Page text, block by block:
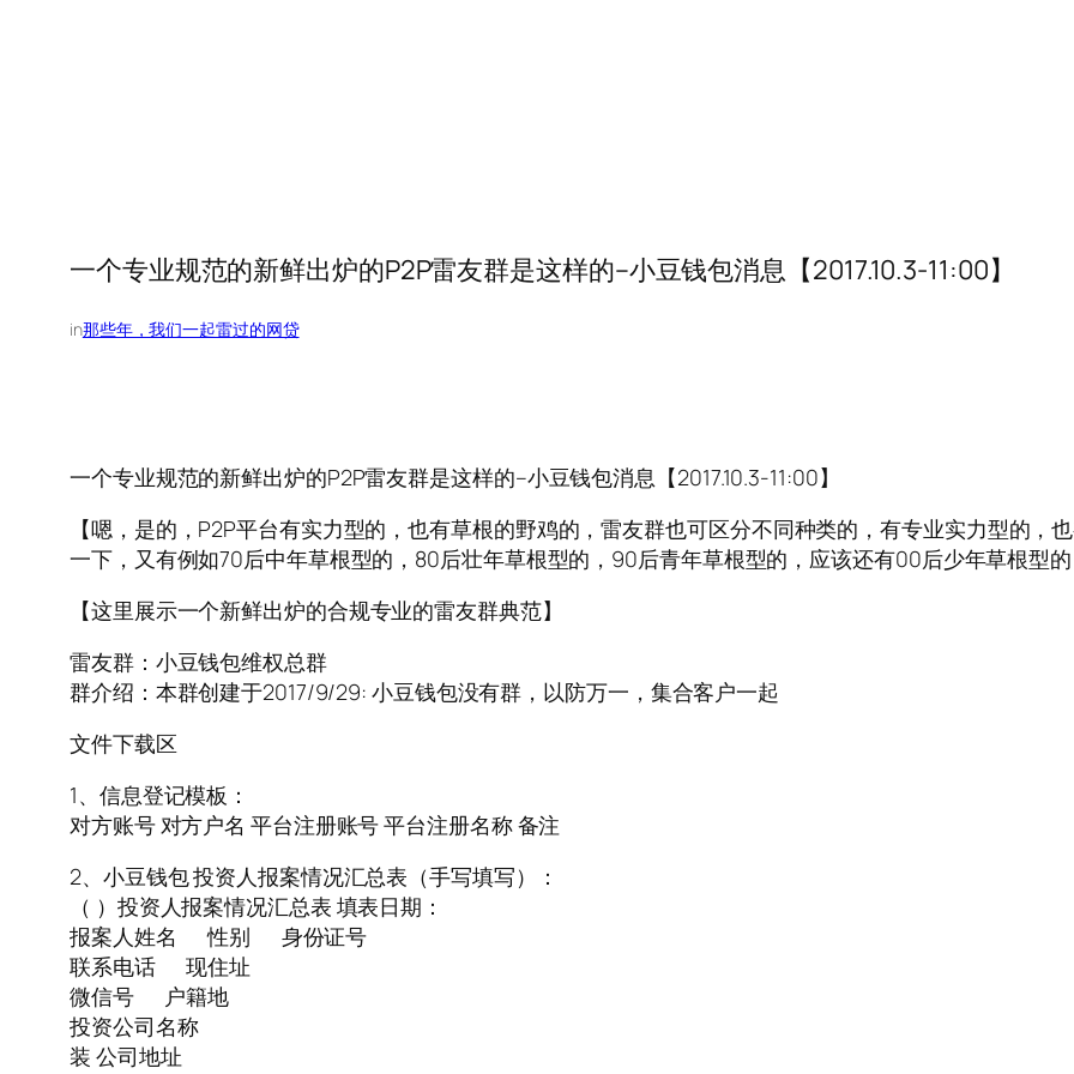
一个专业规范的新鲜出炉的P2P雷友群是这样的–小豆钱包消息【2017.10.3-11:00】
in那些年，我们一起雷过的网贷
一个专业规范的新鲜出炉的P2P雷友群是这样的–小豆钱包消息【2017.10.3-11:00】
【嗯，是的，P2P平台有实力型的，也有草根的野鸡的，雷友群也可区分不同种类的，有专业实力型的，
一下，又有例如70后中年草根型的，80后壮年草根型的，90后青年草根型的，应该还有00后少年草根型
【这里展示一个新鲜出炉的合规专业的雷友群典范】
雷友群：小豆钱包维权总群
群介绍：本群创建于2017/9/29: 小豆钱包没有群，以防万一，集合客户一起
文件下载区
1、信息登记模板：
对方账号 对方户名 平台注册账号 平台注册名称 备注
2、小豆钱包 投资人报案情况汇总表（手写填写）：
（ ）投资人报案情况汇总表 填表日期：
报案人姓名 性别 身份证号
联系电话 现住址
微信号 户籍地
投资公司名称
装 公司地址